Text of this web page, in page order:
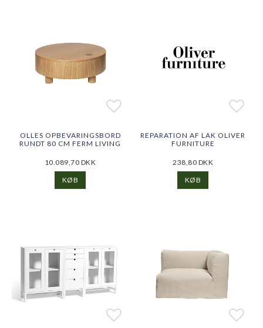
Add to list of favorites
Add to list of favorites
OLLES OPBEVARINGSBORD
RUNDT 80 CM FERM LIVING
10.089,70 DKK
KØB
Add
REPARATION AF LAK OLIVER
FURNITURE
238,80 DKK
KØB